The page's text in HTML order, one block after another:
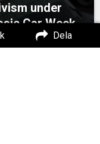
Dela
under
Car Week